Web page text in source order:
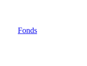
Fonds